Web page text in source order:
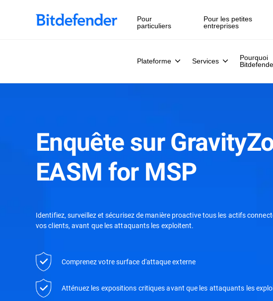
Pour
particuliers
Pour les petites
entreprises
Plateforme Services
Pourquoi
Enquête sur
EASM for MSP
Identifiez, surveillez et sécurisez de manière proactive tous les actifs
vos clients, avant que les attaquants les exploitent.
Comprenez votre surface d'attaque externe
Atténuez les expositions critiques avant que les attaquants les